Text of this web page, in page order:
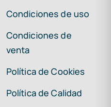
Condiciones de uso
Condiciones de
venta
Política de Cookies
Política de Calidad